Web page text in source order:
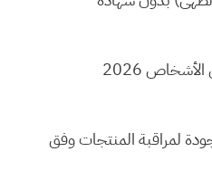
2026
لمراقبة المنتجات وفق